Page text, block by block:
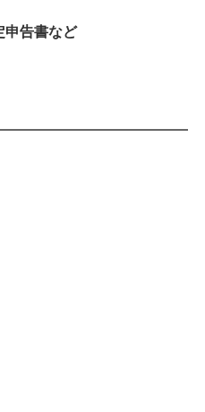
申告書など